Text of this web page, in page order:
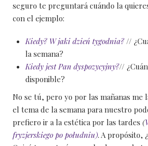
seguro te preguntará cuándo la
con el ejemplo:
Kiedy? W jaki dzień tygodnia? //
la semana?
Kiedy jest Pan dyspozycyjny?//
disponible?
No se tú, pero yo por las mañanas me
el tema de la semana para nuestro
prefiero ir a la estética por las tardes (
fryzjerskiego po południu). A propósito,